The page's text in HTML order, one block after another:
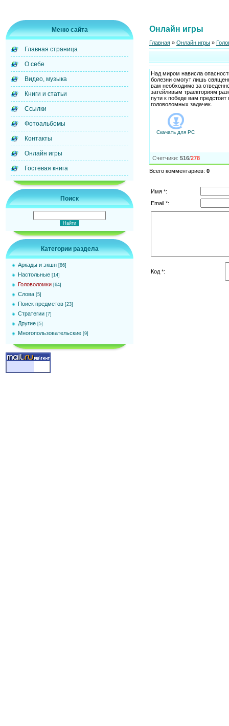
Меню сайта
Главная страница
О себе
Видео, музыка
Книги и статьи
Ссылки
Фотоальбомы
Контакты
Онлайн игры
Гостевая книга
Поиск
Категории раздела
Аркады и экшн [86]
Настольные [14]
Головоломки [64]
Слова [5]
Поиск предметов [23]
Стратегии [7]
Другие [5]
Многопользовательские [9]
Онлайн игры
Главная » Онлайн игры »
Над миром нависла
болезни смогут лишь
вам необходимо за
затейливым траекториям
пути к победе вам
головоломных задачек.
Скачать для PC
Счетчики: 516/278
Всего комментариев: 0
Имя *:
Email *:
Код *: